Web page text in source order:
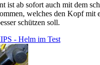
ist ab sofort auch mit dem
welches den Kopf mit
schützen soll.
- Helm im Test